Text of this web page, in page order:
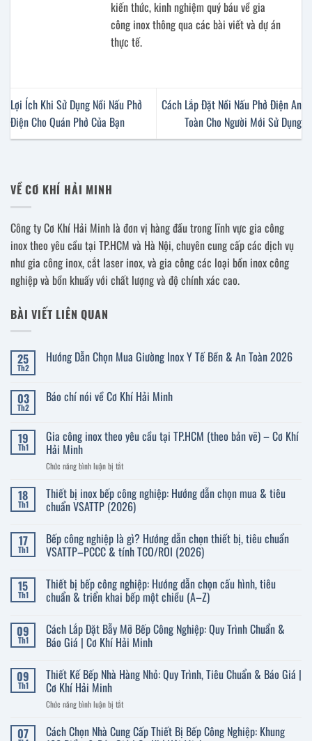
kiến thức, kinh nghiệm quý báu về gia
công inox thông qua các bài viết và dự án
thực tế.
Lợi Ích Khi Sử Dụng Nồi Nấu Phở
Điện Cho Quán Phở Của Bạn
Cách Lắp Đặt Nồi Nấu Phở Điện An
Toàn Cho Người Mới Sử Dụng
VỀ CƠ KHÍ HẢI MINH
Công ty Cơ Khí Hải Minh là đơn vị hàng đầu trong lĩnh vực gia công
inox theo yêu cầu tại TP.HCM và Hà Nội, chuyên cung cấp các dịch vụ
như gia công inox, cắt laser inox, và gia công các loại bồn inox công
nghiệp và bồn khuấy với chất lượng và độ chính xác cao.
BÀI VIẾT LIÊN QUAN
25
Th2
Hướng Dẫn Chọn Mua Giường Inox Y Tế Bền & An Toàn 2026
bình
luận
Chọn
Mua
Giường
Inox
Y
Bền
&
An
03
Th2
Báo chí nói về Cơ Khí Hải Minh
bình
luận
ở
Báo
chí
Cơ
Khí
Hải
19
Th1
Gia công inox theo yêu cầu tại TP.HCM (theo bản vẽ) – Cơ Khí
Hải Minh
Chức năng bình luận bị tắtở
công
inox
theo
cầu
tại
TP.HCM
bản
vẽ)
Khí
Hải
18
Th1
Thiết bị inox bếp công nghiệp: Hướng dẫn chọn mua & tiêu
chuẩn VSATTP (2026)
bình
luận
ở
inox
bếp
công
dẫn
chọn
mua
chuẩn
VSATTP
(2026)
17
Th1
Bếp công nghiệp là gì? Hướng dẫn chọn thiết bị, tiêu chuẩn
VSATTP–PCCC & tính TCO/ROI (2026)
bình
luận
ở
nghiệp
là
gì?
chọn
thiết
bị,
tiêu
chuẩn
PCCC
&
15
Th1
Thiết bị bếp công nghiệp: Hướng dẫn chọn cấu hình, tiêu
chuẩn & triển khai bếp một chiều (A–Z)
bình
luận
ở
bếp
công
nghiệp:
Hướng
dẫn
cấu
hình,
09
Th1
Cách Lắp Đặt Bẫy Mỡ Bếp Công Nghiệp: Quy Trình Chuẩn &
Báo Giá | Cơ Khí Hải Minh
bình
luận
ở
Cách
Lắp
Bẫy
Mỡ
09
Th1
Thiết Kế Bếp Nhà Hàng Nhỏ: Quy Trình, Tiêu Chuẩn & Báo Giá |
Cơ Khí Hải Minh
Chức năng bình luận bị tắtở
Kế
07 Cách Chọn Nhà Cung Cấp Thiết Bị Bếp Công Nghiệp: Khung